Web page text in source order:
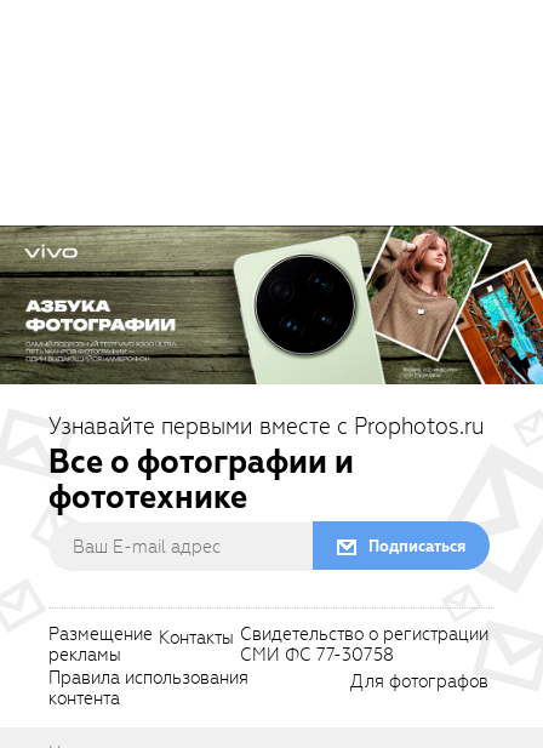
Узнавайте первыми вместе с Prophotos.ru
Все о фотографии и
фототехнике
Подписаться
Размещение
рекламы
Контакты Свидетельство о регистрации
СМИ ФС 77-30758
Правила использования
контента
Для фотографов